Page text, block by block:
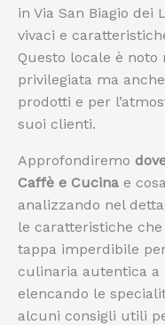
in Via San Biagio
vivaci e
Questo locale è
privilegiata ma
prodotti e per
suoi clienti.
Approfondiremo
Caffè e Cucina e
analizzando nel
le caratteristiche
tappa imperdibile
culinaria autentica a
elencando le
alcuni consigli utili